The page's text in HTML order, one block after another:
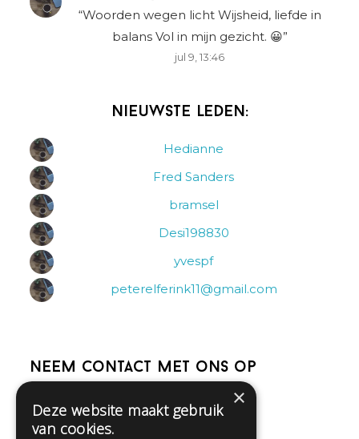
“Woorden wegen licht Wijsheid, liefde in
balans Vol in mijn gezicht. 😀”
jul 9, 13:46
Nieuwste leden:
Hedianne
Fred Sanders
bramsel
Desi198830
yvespf
peterelferink11@gmail.com
Neem contact met ons op
Help
×
Deze website maakt gebruik
van cookies.